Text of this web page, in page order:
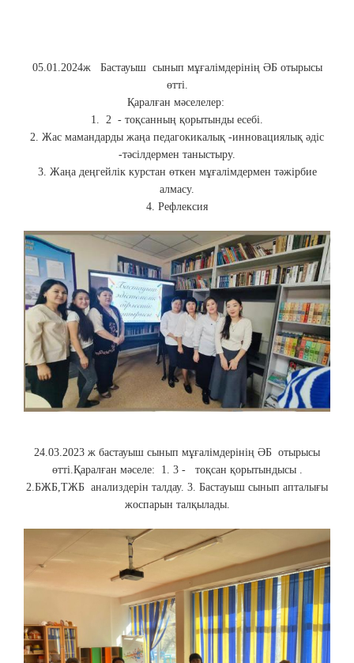
05.01.2024ж Бастауыш сынып мұғалімдерінің ӘБ отырысы
өтті.
Қаралған мәселелер:
1. 2 - тоқсанның қорытынды есебі.
2. Жас мамандарды жаңа педагокикалық -инновациялық әдіс
-тәсілдермен таныстыру.
3. Жаңа деңгейлік курстан өткен мұғалімдермен тәжірбие
алмасу.
4. Рефлексия
24.03.2023 ж бастауыш сынып мұғалімдерінің ӘБ отырысы
өтті.Қаралған мәселе: 1. 3 - тоқсан қорытындысы .
2.БЖБ,ТЖБ анализдерін талдау. 3. Бастауыш сынып апталығы
жоспарын талқылады.